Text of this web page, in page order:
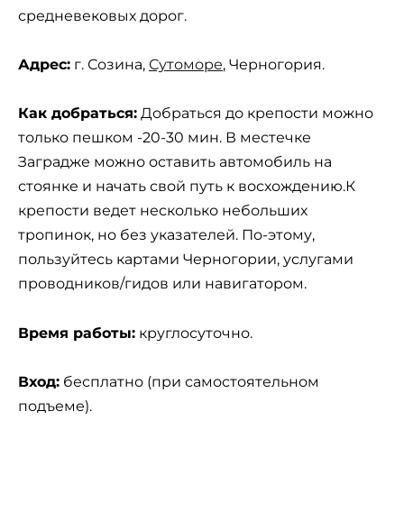
средневековых дорог.
Адрес: г. Созина, Сутоморе, Черногория.
Как добраться: Добраться до крепости можно
только пешком -20-30 мин. В местечке
Заградже можно оставить автомобиль на
стоянке и начать свой путь к восхождению.К
крепости ведет несколько небольших
тропинок, но без указателей. По-этому,
пользуйтесь картами Черногории, услугами
проводников/гидов или навигатором.
Время работы: круглосуточно.
Вход: бесплатно (при самостоятельном
подъеме).